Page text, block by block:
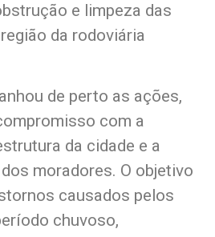
e limpeza das
da rodoviária
de perto as ações,
com a
da cidade e a
moradores. O objetivo
causados pelos
chuvoso,